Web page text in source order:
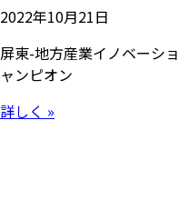
2022年10月21日
屏東-地方産業イノベーシ
ャンピオン
詳しく »